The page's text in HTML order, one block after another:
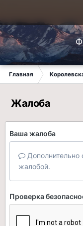
Главная
Жалоба
Ваша жалоба
Дополнительно
жалобой.
Проверка